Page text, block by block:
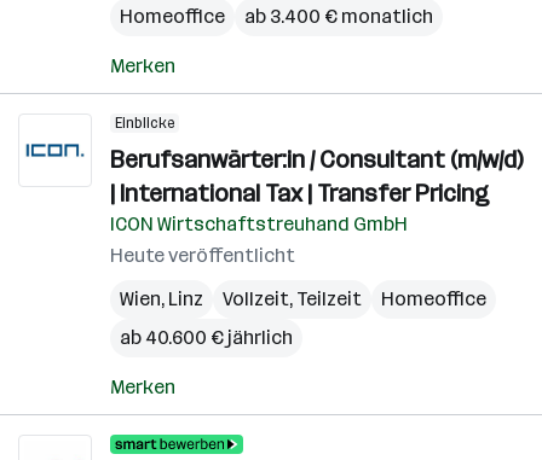
Homeoffice
ab 3.400 € monatlich
Merken
Einblicke
Berufsanwärter:in / Consultant (m/w/d)
| International Tax | Transfer Pricing
ICON Wirtschaftstreuhand GmbH
Heute veröffentlicht
Wien, Linz Vollzeit, Teilzeit
Homeoffice
ab 40.600 € jährlich
Merken